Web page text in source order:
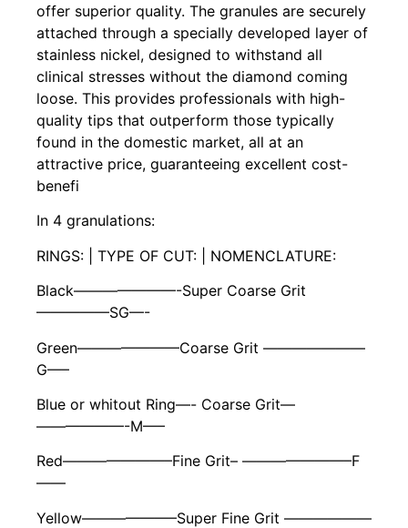
offer superior quality. The granules are securely
attached through a specially developed layer of
stainless nickel, designed to withstand all
clinical stresses without the diamond coming
loose. This provides professionals with high-
quality tips that outperform those typically
found in the domestic market, all at an
attractive price, guaranteeing excellent cost-
benefi
In 4 granulations:
RINGS: | TYPE OF CUT: | NOMENCLATURE:
Black———————-Super Coarse Grit
—————SG—-
Green———————Coarse Grit ———————
G—–
Blue or whitout Ring—- Coarse Grit—
——————-M—–
Red———————–Fine Grit– ———————–F
——
Yellow——————–Super Fine Grit ——————